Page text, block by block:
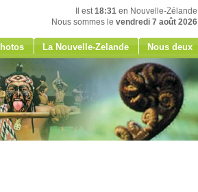
Il est18:31 en Nouvelle-Zélande
Nous sommes le vendredi 7 août 2026
La Nouvelle-Zelande Nous deux